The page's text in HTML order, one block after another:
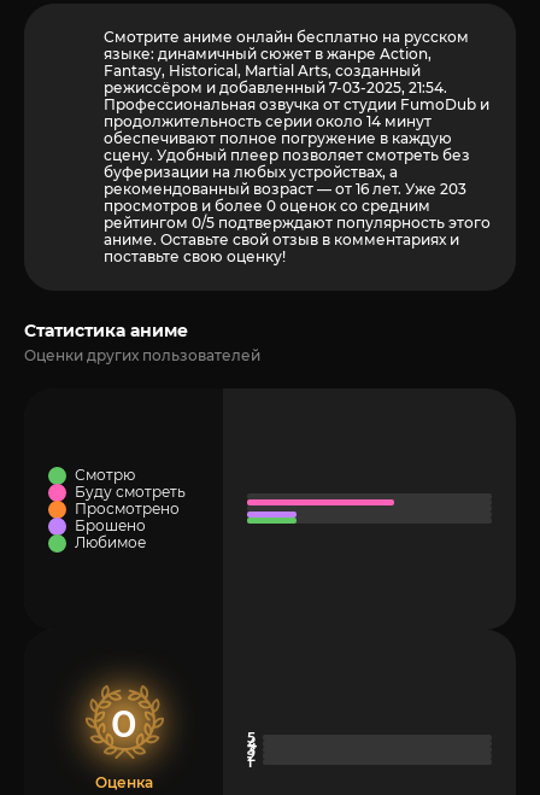
Смотрите аниме онлайн бесплатно на русском
языке: динамичный сюжет в жанре Action,
Fantasy, Historical, Martial Arts, созданный
режиссёром и добавленный 7-03-2025, 21:54.
Профессиональная озвучка от студии FumoDub и
продолжительность серии около 14 минут
обеспечивают полное погружение в каждую
сцену. Удобный плеер позволяет смотреть без
буферизации на любых устройствах, а
рекомендованный возраст — от 16 лет. Уже 203
просмотров и более 0 оценок со средним
рейтингом 0/5 подтверждают популярность этого
аниме. Оставьте свой отзыв в комментариях и
поставьте свою оценку!
Статистика аниме
Оценки других пользователей
Смотрю
Буду смотреть
Просмотрено
Брошено
Любимое
0
Оценка